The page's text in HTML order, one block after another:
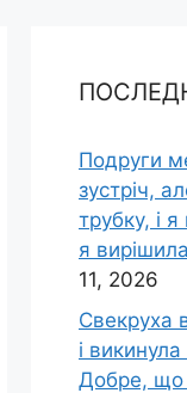
Подруги
зустріч,
трубку, і
я
11, 2026
Свекруха
і викинула
Добре, що